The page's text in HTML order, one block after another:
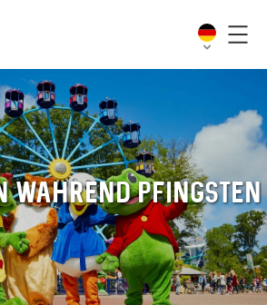
wahrend Pfingsten